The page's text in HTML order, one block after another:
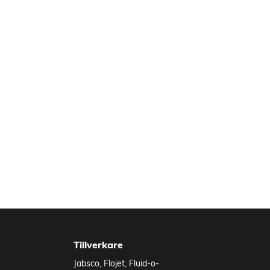
Tillverkare
Jabsco, Flojet, Fluid-o-